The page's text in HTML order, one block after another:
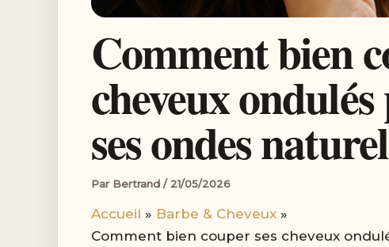
Comment bien
cheveux
ses ondes
Par Bertrand / 21/05/2026
Accueil
Barbe & Cheveux
Comment bien couper ses cheveux